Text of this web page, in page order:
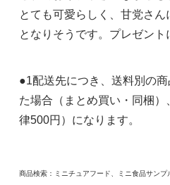
とても可愛らしく、甘党さ
となりそうです。プレゼント
●1配送先につき、送料別の
た場合（まとめ買い・同梱
律500円）になります。
商品検索：ミニチュアフード、ミニ食品サン